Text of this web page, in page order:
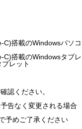
搭載のWindowsパソコ
搭載のWindowsタブレ
レット
認ください。
告なく変更される場合
予めご了承ください